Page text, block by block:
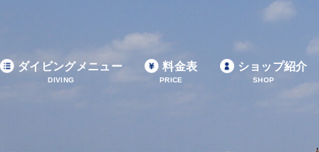
ダイビングメニュー
DIVING
料金表
PRICE
ショップ紹介
SHOP